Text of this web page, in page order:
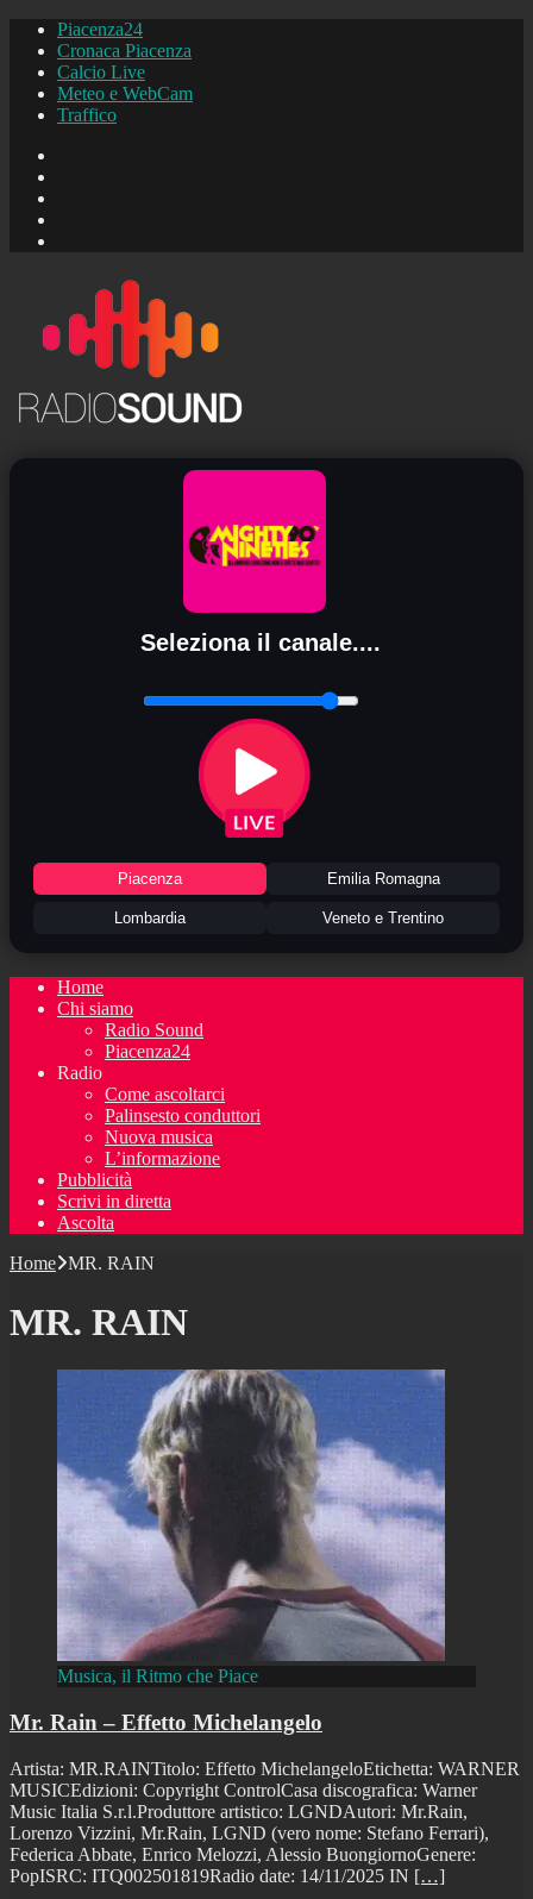
Piacenza24
Cronaca Piacenza
Calcio Live
Meteo e WebCam
Traffico
Seleziona il canale....
Piacenza Emilia Romagna
Lombardia Veneto e Trentino
Home
Chi siamo
Radio Sound
Piacenza24
Radio
Come ascoltarci
Palinsesto conduttori
Nuova musica
L’informazione
Pubblicità
Scrivi in diretta
Ascolta
Home MR. RAIN
MR. RAIN
Musica, il Ritmo che Piace
Mr. Rain – Effetto Michelangelo
Artista: MR.RAINTitolo: Effetto MichelangeloEtichetta: WARNER
MUSICEdizioni: Copyright ControlCasa discografica: Warner
Music Italia S.r.l.Produttore artistico: LGNDAutori: Mr.Rain,
Lorenzo Vizzini, Mr.Rain, LGND (vero nome: Stefano Ferrari),
Federica Abbate, Enrico Melozzi, Alessio BuongiornoGenere:
PopISRC: ITQ002501819Radio date: 14/11/2025 IN […]